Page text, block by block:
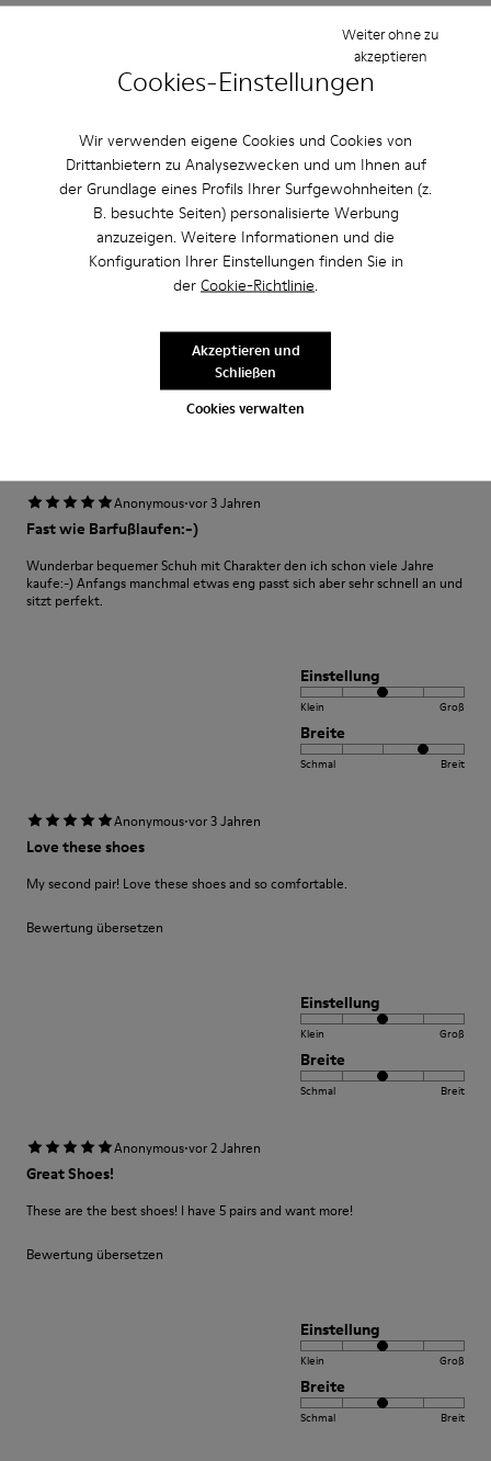
Cookies-Einstellungen
Wir verwenden eigene Cookies und Cookies von
Drittanbietern zu Analysezwecken und um Ihnen auf
der Grundlage eines Profils Ihrer Surfgewohnheiten (z.
B. besuchte Seiten) personalisierte Werbung
anzuzeigen. Weitere Informationen und die
Konfiguration Ihrer Einstellungen finden Sie in
der Cookie-Richtlinie.
Cookies verwalten
Weiter ohne zu
akzeptieren
Akzeptieren und
Schließen
Einstellung
Breite
Anonymous · vor 3 Jahren
Excelente
Muy comodo excelente compra me gusto
Klein
Breite
Anonymous·vor 3 Jahren
Fast wie Barfußlaufen:-)
Wunderbar bequemer Schuh mit Charakter den ich schon viele Jahre
kaufe:-) Anfangs manchmal etwas eng passt sich aber sehr schnell an und
sitzt perfekt.
Einstellung
Klein Groß
Breite
Schmal Breit
Anonymous·vor 3 Jahren
Love these shoes
My second pair! Love these shoes and so comfortable.
Bewertung übersetzen
Einstellung
Klein Groß
Breite
Schmal Breit
Anonymous·vor 2 Jahren
Great Shoes!
These are the best shoes! I have 5 pairs and want more!
Bewertung übersetzen
Einstellung
Klein Groß
Breite
Schmal Breit